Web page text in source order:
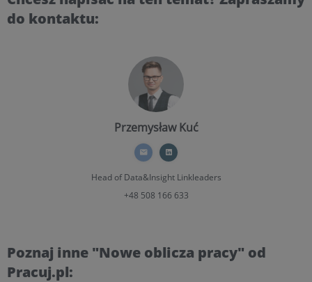
do kontaktu:
Przemysław Kuć
Head of Data&InsightLinkleaders
+48 508 166 633
Poznaj inne "Nowe oblicza pracy" od
Pracuj.pl: